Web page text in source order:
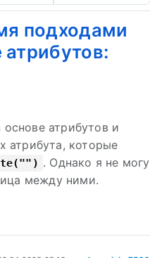
подходами
атрибутов и
атрибута, которые
. Однако я не могу
между ними.